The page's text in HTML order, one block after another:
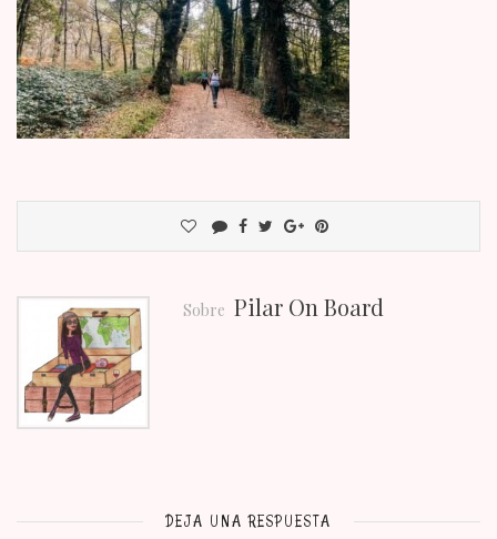
Sobre Pilar On Board
DEJA UNA RESPUESTA